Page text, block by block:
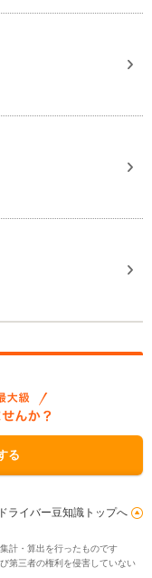
る
ライバー豆知識トップへ
計・算出を行ったものです
第三者の権利を侵害していない